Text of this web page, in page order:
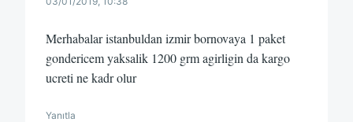
Merhabalar istanbuldan izmir bornovaya 1 paket
gondericem yaksalik 1200 grm agirligin da kargo
ucreti ne kadr olur
Yanıtla